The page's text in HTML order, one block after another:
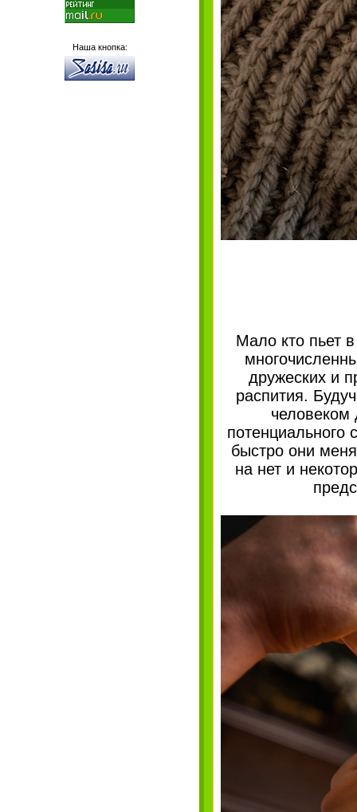
Наша кнопка:
Мало кто пьет
дружеских и
распития.
человеком
потенциального
быстро они
на нет и